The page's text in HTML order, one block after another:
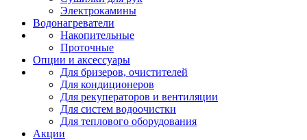
Электрокамины
Водонагреватели
Накопительные
Проточные
Опции и аксессуары
Для бризеров, очистителей
Для кондиционеров
Для рекуператоров и вентиляции
Для систем водоочистки
Для теплового оборудования
Акции